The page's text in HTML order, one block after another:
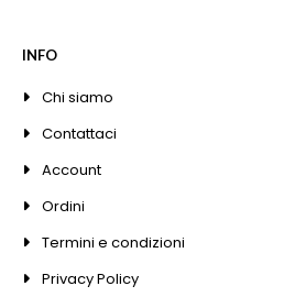
INFO
Chi siamo
Contattaci
Account
Ordini
Termini e condizioni
Privacy Policy